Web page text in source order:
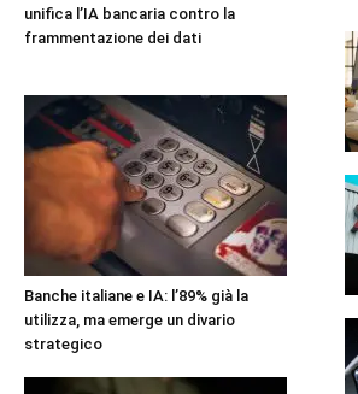
unifica l’IA bancaria contro la
frammentazione dei dati
Banche italiane e IA: l’89% già la
utilizza, ma emerge un divario
strategico